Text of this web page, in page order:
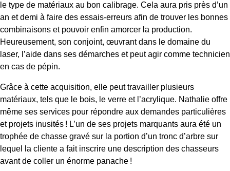
le type de matériaux au bon calibrage. Cela aura pris près d’un
an et demi à faire des essais-erreurs afin de trouver les bonnes
combinaisons et pouvoir enfin amorcer la production.
Heureusement, son conjoint, œuvrant dans le domaine du
laser, l’aide dans ses démarches et peut agir comme technicien
en cas de pépin.
Grâce à cette acquisition, elle peut travailler plusieurs
matériaux, tels que le bois, le verre et l’acrylique. Nathalie offre
même ses services pour répondre aux demandes particulières
et projets inusités ! L’un de ses projets marquants aura été un
trophée de chasse gravé sur la portion d’un tronc d’arbre sur
lequel la cliente a fait inscrire une description des chasseurs
avant de coller un énorme panache !